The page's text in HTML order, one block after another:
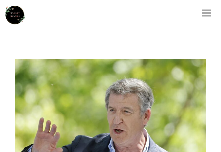
Aller
au